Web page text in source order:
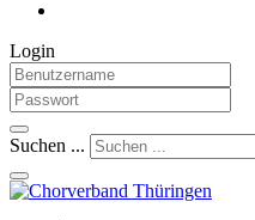
Login
Suchen ...